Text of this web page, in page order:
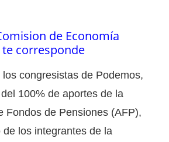
de Economía
corresponde
congresistas de Podemos,
100% de aportes de la
Fondos de Pensiones (AFP),
los integrantes de la